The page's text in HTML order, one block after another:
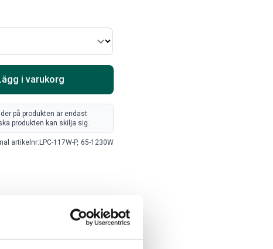
i varukorg
på produkten är endast
produkten kan skilja sig.
artikelnr: LPC-117W-P, 65-1230W